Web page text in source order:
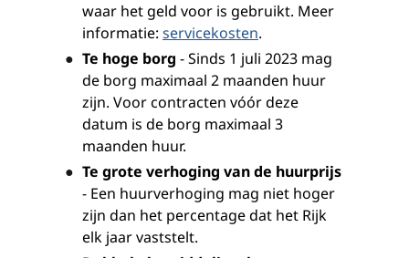
waar het geld voor is gebruikt. Meer
informatie: servicekosten.
Te hoge borg - Sinds 1 juli 2023 mag
de borg maximaal 2 maanden huur
zijn. Voor contracten vóór deze
datum is de borg maximaal 3
maanden huur.
Te grote verhoging van de huurprijs
- Een huurverhoging mag niet hoger
zijn dan het percentage dat het Rijk
elk jaar vaststelt.